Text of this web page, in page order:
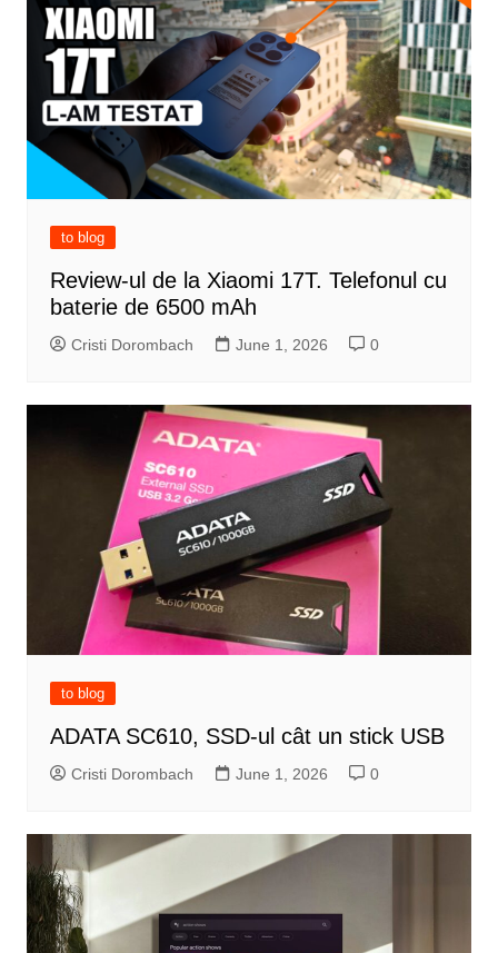
to blog
Review-ul de la Xiaomi 17T. Telefonul cu
baterie de 6500 mAh
Cristi Dorombach June 1, 2026 0
to blog
ADATA SC610, SSD-ul cât un stick USB
Cristi Dorombach June 1, 2026 0